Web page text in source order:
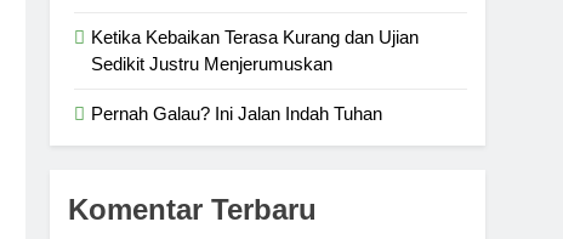
Ketika Kebaikan Terasa Kurang dan Ujian
Sedikit Justru Menjerumuskan
Pernah Galau? Ini Jalan Indah Tuhan
Komentar Terbaru